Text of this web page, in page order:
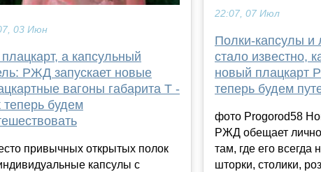
03 Июн
а капсульный
РЖД запускает новые
вагоны габарита Т -
теперь будем
привычных открытых полок
капсулы с
22:07, 07 Июл
Полки-капсулы и
стало известно,
новый плацкарт
теперь будем
фото Progorod58
РЖД обещает
там, где его всегда
шторки, столики,